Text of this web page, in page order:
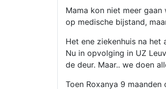
Mama kon niet meer
op medische bijstand,
Het ene ziekenhuis na het
Nu in opvolging in UZ
de deur. Maar.. we doen
Toen Roxanya 9